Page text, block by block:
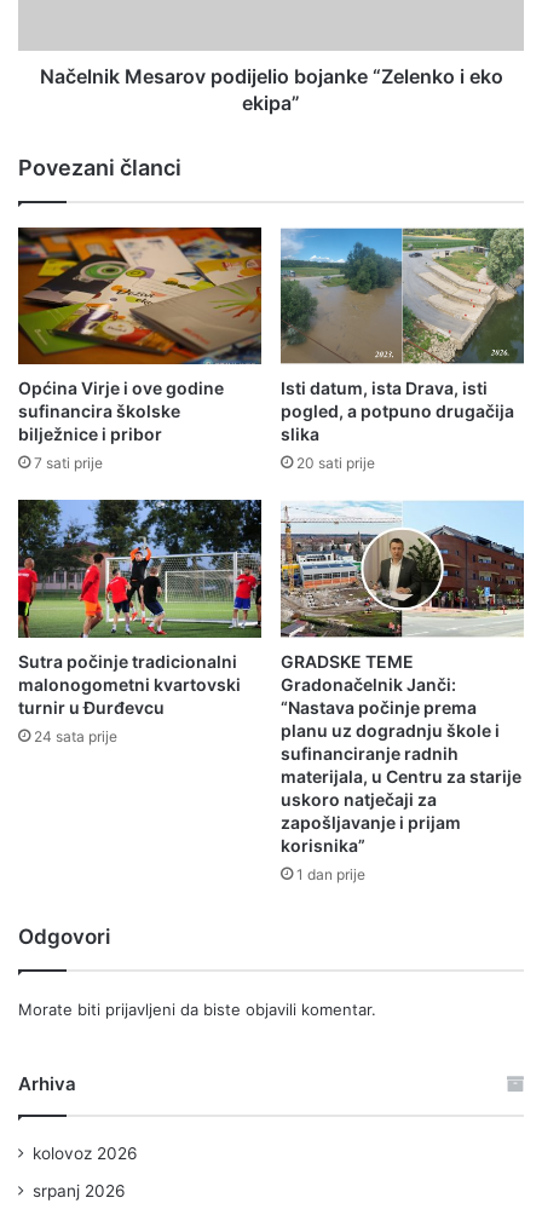
Načelnik Mesarov podijelio bojanke “Zelenko i eko
ekipa”
Povezani članci
Općina Virje i ove godine
sufinancira školske
bilježnice i pribor
7 sati prije
Isti datum, ista Drava, isti
pogled, a potpuno drugačija
slika
20 sati prije
Sutra počinje tradicionalni
malonogometni kvartovski
turnir u Đurđevcu
24 sata prije
GRADSKE TEME
Gradonačelnik Janči:
“Nastava počinje prema
planu uz dogradnju škole i
sufinanciranje radnih
materijala, u Centru za starije
uskoro natječaji za
zapošljavanje i prijam
korisnika”
1 dan prije
Odgovori
Morate biti prijavljeni da biste objavili komentar.
Arhiva
kolovoz 2026
srpanj 2026